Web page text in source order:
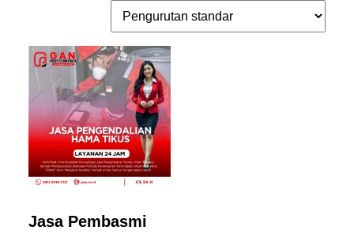
Jasa Pembasmi